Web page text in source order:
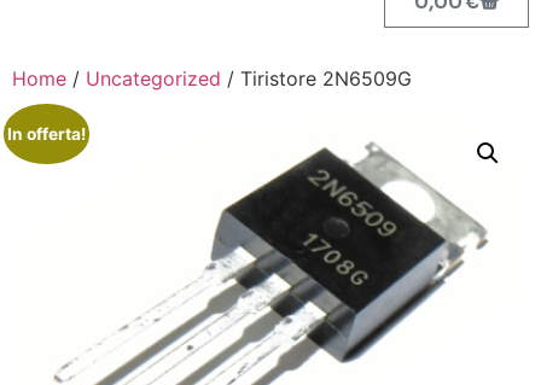
Home / Uncategorized / Tiristore 2N6509G
In offerta!